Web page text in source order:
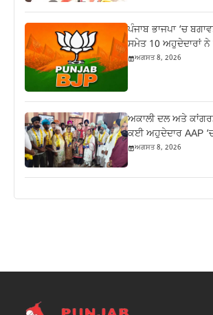
ਪੰਜਾਬ ਭਾਜਪਾ ‘ਚ
ਸਮੇਤ 10 ਅਹੁਦੇਦਾਰਾਂ ਨੇ
ਅਗਸਤ 8, 2026
ਅਕਾਲੀ ਦਲ ਅਤੇ
ਕਈ ਅਹੁਦੇਦਾਰ AAP
ਅਗਸਤ 8, 2026